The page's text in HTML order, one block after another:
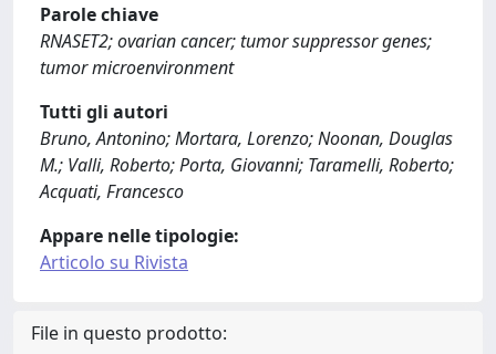
Parole chiave
RNASET2; ovarian cancer; tumor suppressor genes;
tumor microenvironment
Tutti gli autori
Bruno, Antonino; Mortara, Lorenzo; Noonan, Douglas
M.; Valli, Roberto; Porta, Giovanni; Taramelli, Roberto;
Acquati, Francesco
Appare nelle tipologie:
Articolo su Rivista
File in questo prodotto: